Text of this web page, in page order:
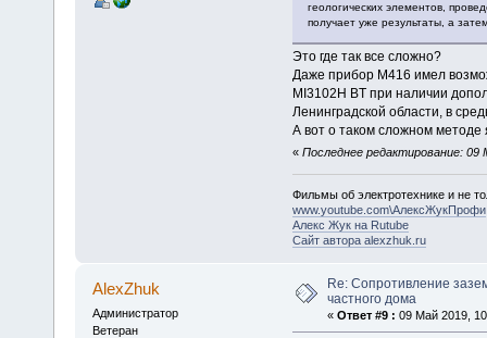
геологических элементов,
получает уже результаты, а
Это где так все сложно?
Даже прибор М416 имел
MI3102H BT при наличии
Ленинградской области, в
А вот о таком сложном
« Последнее редактирование: 09
Фильмы об электротехнике и не
www.youtube.com\АлексЖукПрофи
Алекс Жук на Rutube
Сайт автора alexzhuk.ru
AlexZhuk
Администратор
Ветеран
Re: Сопротивление
частного дома
« Ответ #9 : 09 Май 2019,